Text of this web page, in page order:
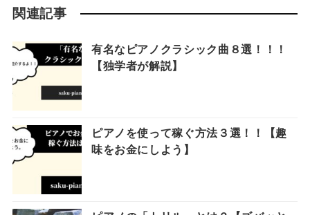
関連記事
有名なピアノクラシック曲８選！！！
【独学者が解説】
ピアノを使って稼ぐ方法３選！！【趣
味をお金にしよう】